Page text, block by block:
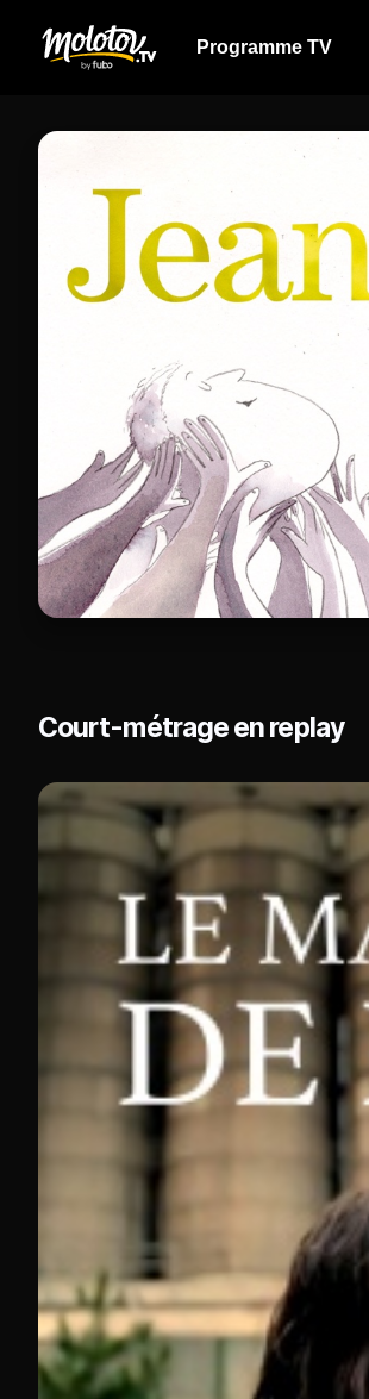
Programme TV
Court-métrage en replay